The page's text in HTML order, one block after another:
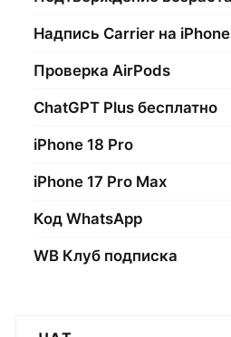
Надпись Carrier на iPhone
Проверка AirPods
ChatGPT Plus бесплатно
iPhone 18 Pro
iPhone 17 Pro Max
Код WhatsApp
WB Клуб подписка